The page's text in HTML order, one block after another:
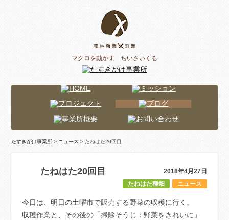
マクロを動かす ちいさいくる
たすきがけ事業所 > ニュース > たねはた20回目
たねはた20回目
2018年4月27日
ニュース
たねはた種畑
今日は、明日の土曜市で販売する野菜の収穫に行く。
収穫作業と、その後の「掃除そうじ：野菜をきれいに」